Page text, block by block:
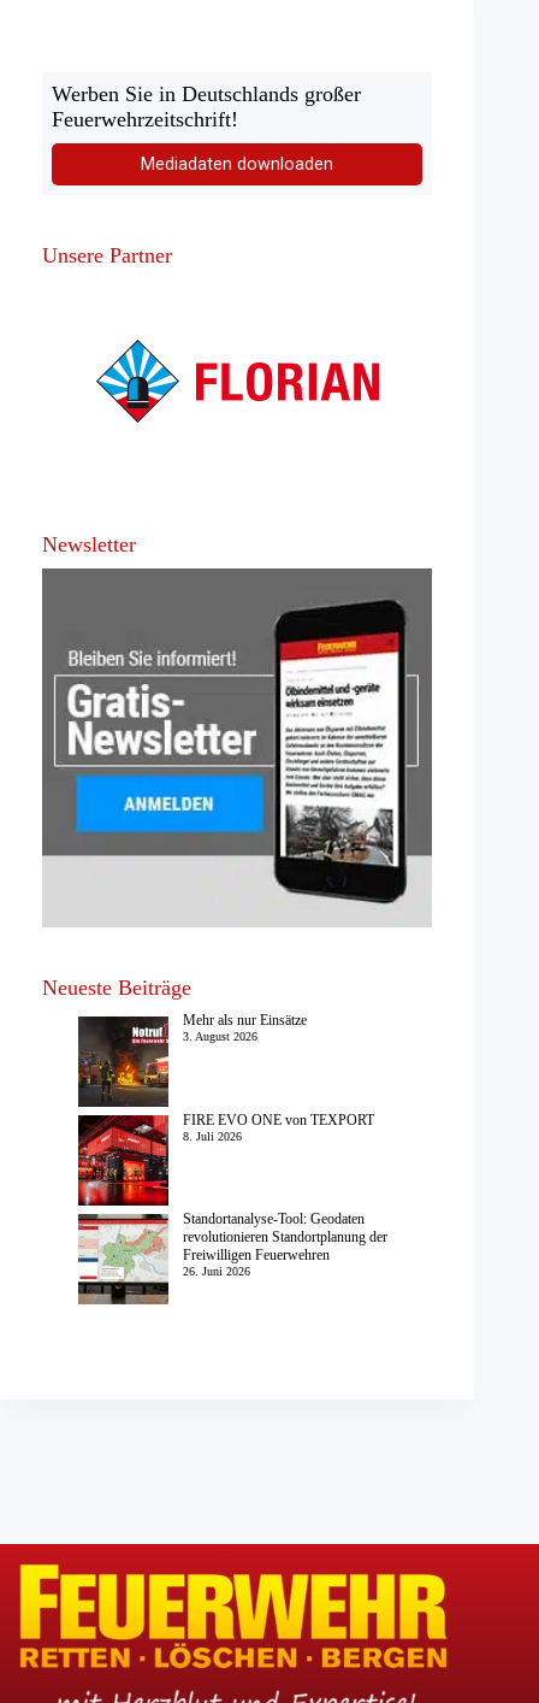
Werben Sie in Deutschlands großer
Feuerwehrzeitschrift!
Mediadaten downloaden
Unsere Partner
Newsletter
Neueste Beiträge
Mehr als nur Einsätze
3. August 2026
FIRE EVO ONE von TEXPORT
8. Juli 2026
Standortanalyse-Tool: Geodaten
revolutionieren Standortplanung der
Freiwilligen Feuerwehren
26. Juni 2026